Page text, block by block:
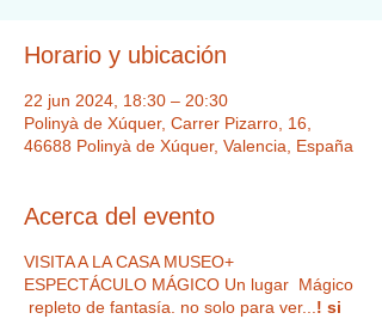
Horario y ubicación
22 jun 2024, 18:30 – 20:30
Polinyà de Xúquer, Carrer Pizarro, 16,
46688 Polinyà de Xúquer, Valencia, España
Acerca del evento
VISITA A LA CASA MUSEO+
ESPECTÁCULO MÁGICO Un lugar Mágico
repleto de fantasía. no solo para ver... ! si